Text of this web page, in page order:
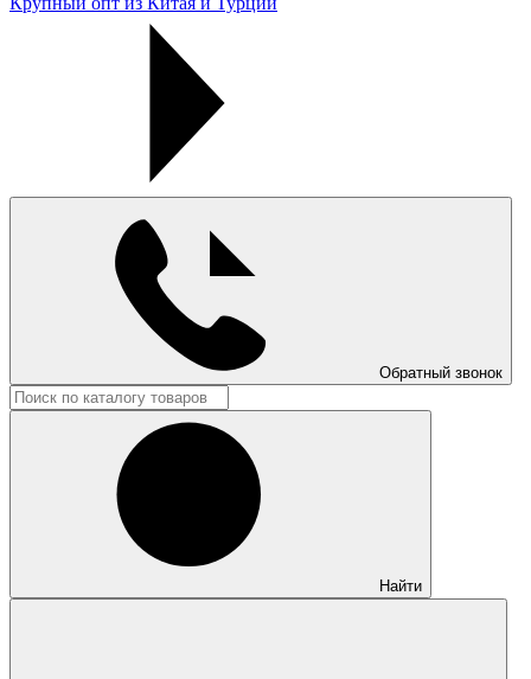
Обратный звонок
Найти